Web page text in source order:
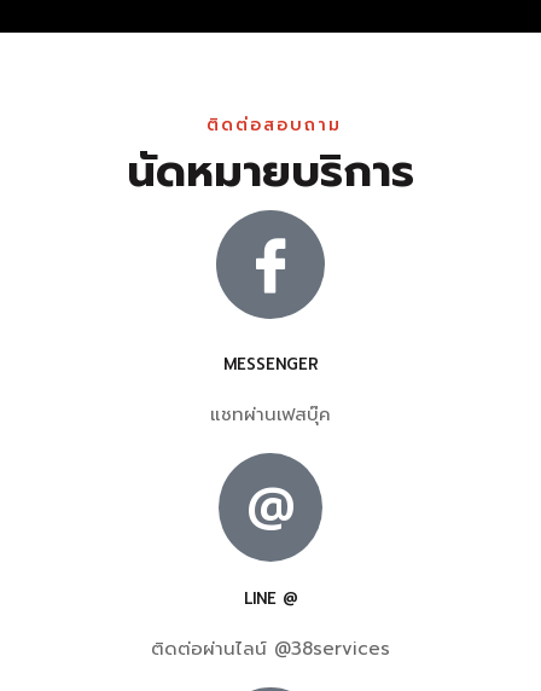
ติดต่อสอบถาม
นัดหมายบริการ
MESSENGER
แชทผ่านเฟสบุ๊ค
@
LINE @
ติดต่อผ่านไลน์ @38services